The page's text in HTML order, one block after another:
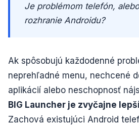
Je problémom telefón,
rozhranie Androidu?
Ak spôsobujú každodenné
neprehľadné menu, nechcené
aplikácií alebo neschopnosť
BIG Launcher je zvyčajne
Zachová existujúci Android